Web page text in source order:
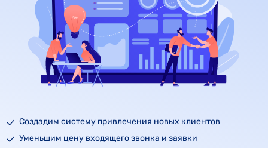
Создадим систему привлечения новых клиентов
Уменьшим цену входящего звонка и заявки